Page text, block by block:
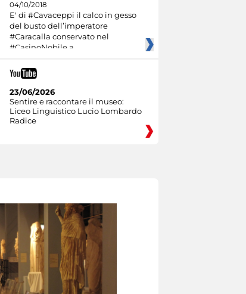
04/10/2018
E' di #Cavaceppi il calco in gesso
del busto dell’imperatore
#Caracalla conservato nel
#CasinoNobile a
23/06/2026
Sentire e raccontare il museo:
Liceo Linguistico Lucio Lombardo
Radice